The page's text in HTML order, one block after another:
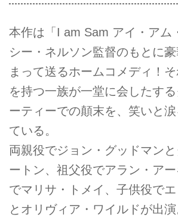
本作は「I am Sam アイ・アム
シー・ネルソン監督のもとに
まって送るホームコメディ！
を持つ一族が一堂に会したす
ーティーでの顛末を、笑いと
ている。
両親役でジョン・グッドマン
ートン、祖父役でアラン・ア
でマリサ・トメイ、子供役で
とオリヴィア・ワイルドが出